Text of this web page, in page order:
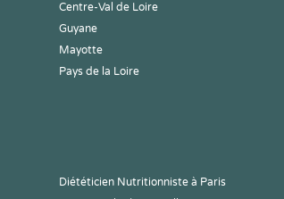
Centre-Val de Loire
Guyane
Mayotte
Pays de la Loire
Diététicien Nutritionniste à Paris